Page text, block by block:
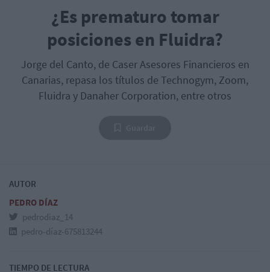
¿Es prematuro tomar
posiciones en Fluidra?
Jorge del Canto, de Caser Asesores Financieros en
Canarias, repasa los títulos de Technogym, Zoom,
Fluidra y Danaher Corporation, entre otros
AUTOR
PEDRO DÍAZ
pedrodiaz_14
pedro-díaz-675813244
TIEMPO DE LECTURA